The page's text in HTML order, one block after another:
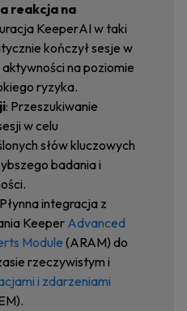
reakcja na
KeeperAI w taki
kończył sesje w
na poziomie
ryzyka.
: Przeszukiwanie
w celu
słów kluczowych
badania i
integracja z
Keeper Advanced
Module (ARAM) do
rzeczywistym i
i zdarzeniami